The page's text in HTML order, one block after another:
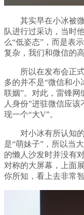
其实早在小冰被微
队进行过采访，当时
么“低姿态”，而是表
复杂，我们和微信的
所以在发布会正式
多的并不是“微信和小
联姻”。对此，雷锋网
人身份”进驻微信应
现一个“大V”。
对小冰有所认知的
是“萌妹子”，所以当
的懒人沙发时并没有
对称的大屏幕，上面
你所知，看上去非常智